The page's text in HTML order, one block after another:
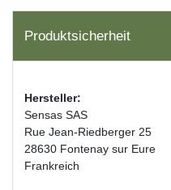
Produktsicherheit
Hersteller:
Sensas SAS
Rue Jean-Riedberger 25
28630 Fontenay sur Eure
Frankreich